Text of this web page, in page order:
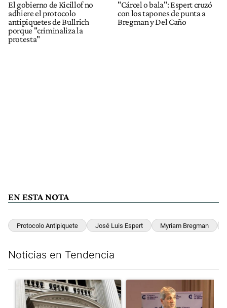
El gobierno de Kicillof no
adhiere el protocolo
antipiquetes de Bullrich
porque "criminaliza la
protesta"
"Cárcel o bala": Espert cruzó
con los tapones de punta a
Bregman y Del Caño
EN ESTA NOTA
Protocolo Antipiquete José Luis Espert Myriam Bregman
Noticias en Tendencia
Un artículo de tendencia con el título "Las reservas del Banco